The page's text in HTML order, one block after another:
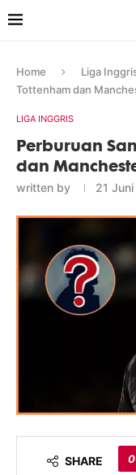
Home Liga
Tottenham dan
LIGA INGGRIS
Perburuan
dan
written by 21
SHARE 0